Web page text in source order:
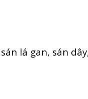
lá gan, sán